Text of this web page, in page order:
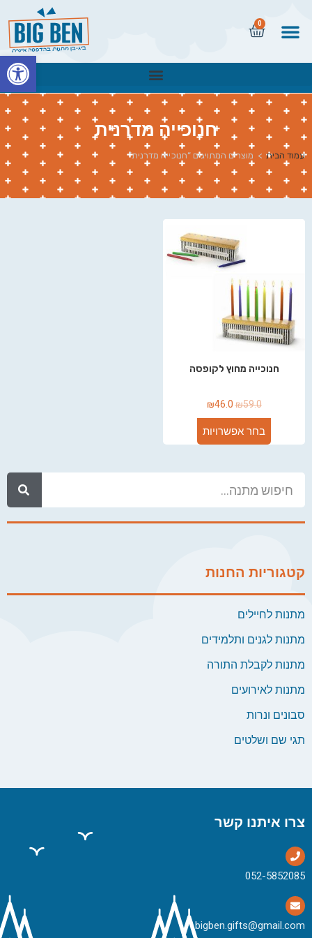
0
חנוכייה מדרנית
עמוד הבית > מוצרים המתויגים “חנוכייה מדרנית”
קטגוריות החנות
מתנות לחיילים
מתנות לגנים ותלמידים
מתנות לקבלת התורה
מתנות לאירועים
סבונים ונרות
תגי שם ושלטים
חנוכייה מחוץ לקופסה
₪59.0
₪46.0
בחר אפשרויות
צרו איתנו קשר
bigben.gifts@gmail.com